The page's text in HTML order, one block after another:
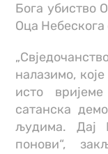
Бога убиство
Оца Небескога
налазимо,
исто
сатанска
људима. Дај
понови“,